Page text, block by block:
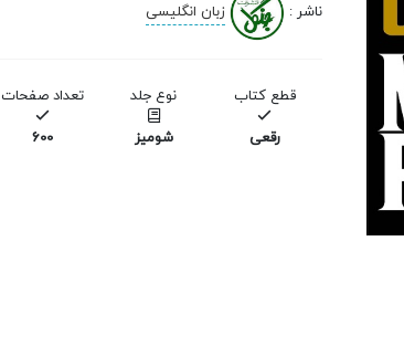
ناشر : زبان انگلیسی
قطع کتاب
رقعی
نوع جلد
شومیز
تعداد صفحات
600